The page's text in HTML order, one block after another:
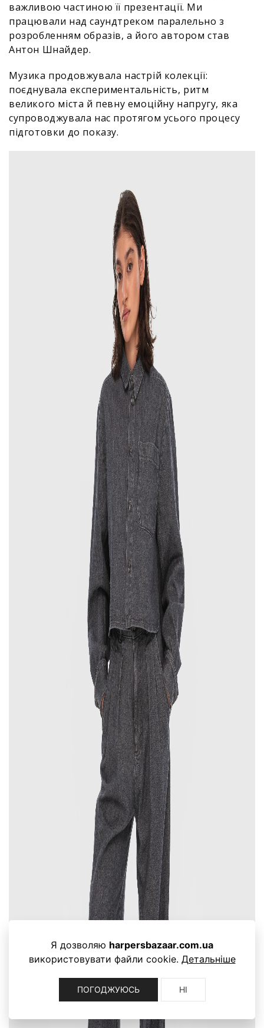
важливою частиною її презентації. Ми
працювали над саундтреком паралельно з
розробленням образів, а його автором став
Антон Шнайдер.
Музика продовжувала настрій колекції:
поєднувала експериментальність, ритм
великого міста й певну емоційну напругу, яка
супроводжувала нас протягом усього процесу
підготовки до показу.
Я дозволяю harpersbazaar.com.ua
використовувати файли cookie. Детальніше
ПОГОДЖУЮСЬ НІ